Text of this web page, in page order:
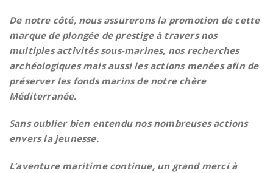
De notre côté, nous assurerons la promotion de cette
marque de plongée de prestige à travers nos
multiples activités sous-marines, nos recherches
archéologiques mais aussi les actions menées afin de
préserver les fonds marins de notre chère
Méditerranée.
Sans oublier bien entendu nos nombreuses actions
envers la jeunesse.
L’aventure maritime continue, un grand merci à